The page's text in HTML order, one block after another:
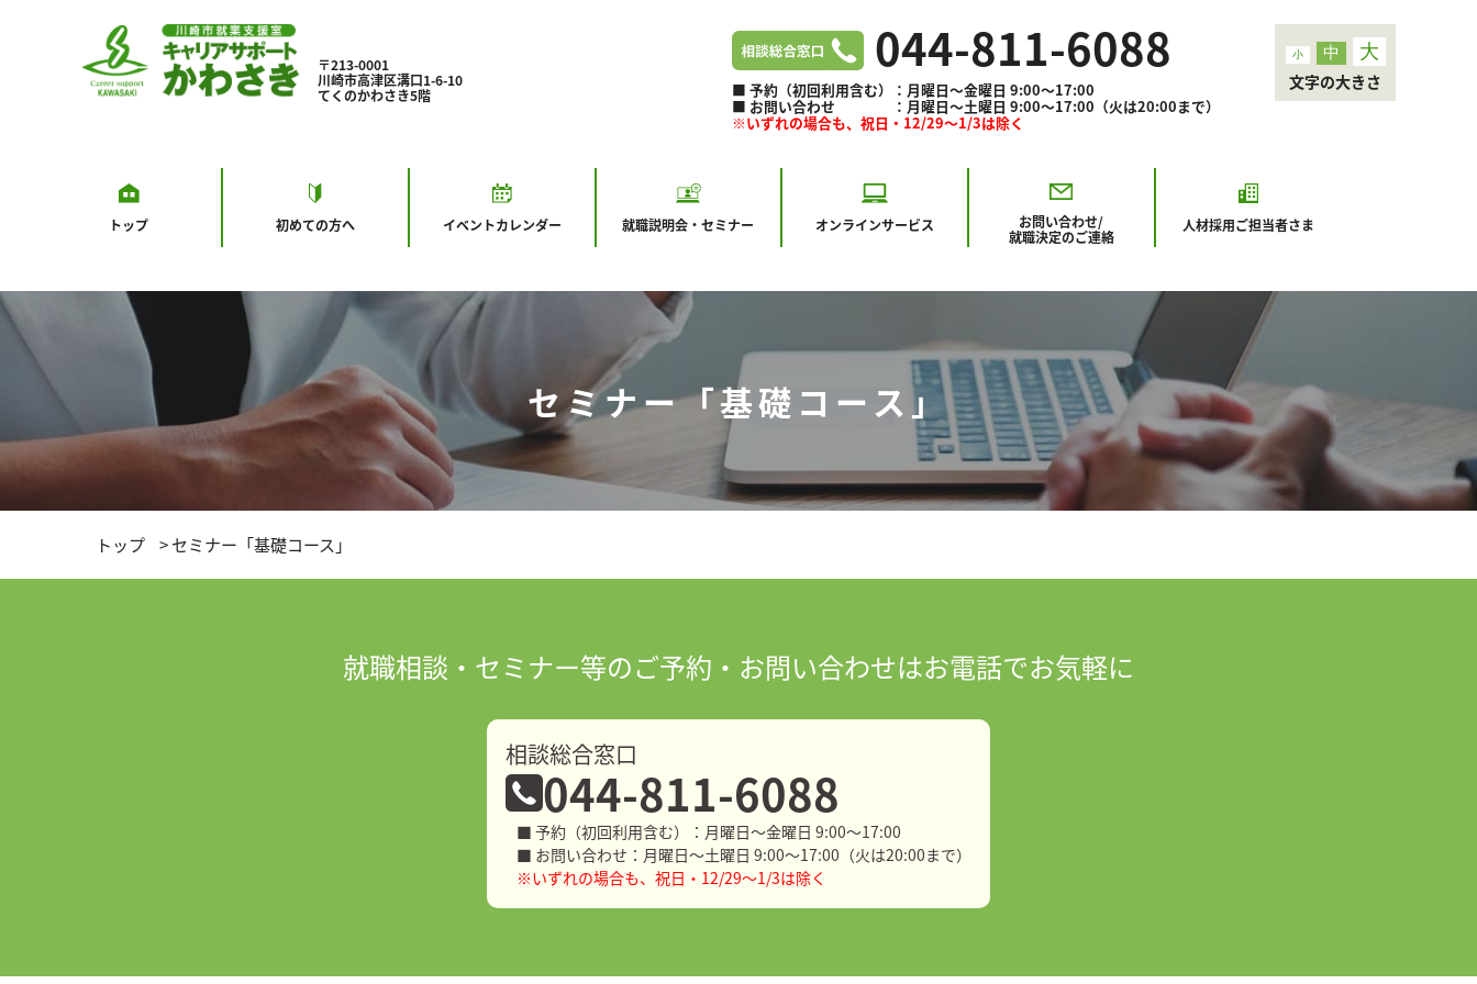
〒213-0001
川崎市高津区溝口1-6-10
てくのかわさき5階
044-811-6088
■ 予約（初回利用含む）：月曜日～金曜日 9:00～17:00
■ お問い合わせ ：月曜日～土曜日 9:00～17:00（火は20:00まで）
※いずれの場合も、祝日・12/29～1/3は除く
小 中
大
文字の大きさ
トップ 初めての方へ イベントカレンダー 就職説明会・セミナー オンラインサービス
お問い合わせ/
就職決定のご連絡
人材採用ご担当者さま
セミナー「基礎コース」
トップ >セミナー「基礎コース」
就職相談・セミナー等のご予約・お問い合わせはお電話でお気軽に
相談総合窓口
044-811-6088
■ 予約（初回利用含む）：月曜日～金曜日 9:00～17:00
■ お問い合わせ：月曜日～土曜日 9:00～17:00（火は20:00まで）
※いずれの場合も、祝日・12/29～1/3は除く